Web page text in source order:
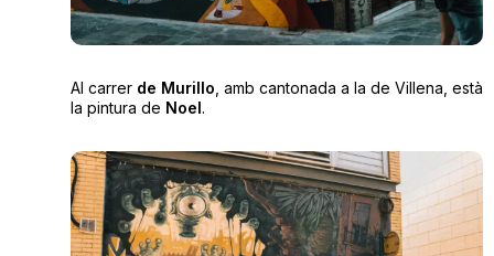
Al carrerde Murillo , amb cantonada a la de Villena, està
la pintura de Noel.